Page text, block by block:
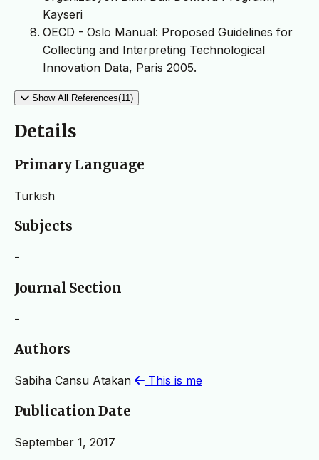
Kayseri
OECD - Oslo Manual: Proposed Guidelines for
Collecting and Interpreting Technological
Innovation Data, Paris 2005.
Show All References(11)
Details
Primary Language
Turkish
Subjects
-
Journal Section
-
Authors
Sabiha Cansu Atakan This is me
Publication Date
September 1, 2017